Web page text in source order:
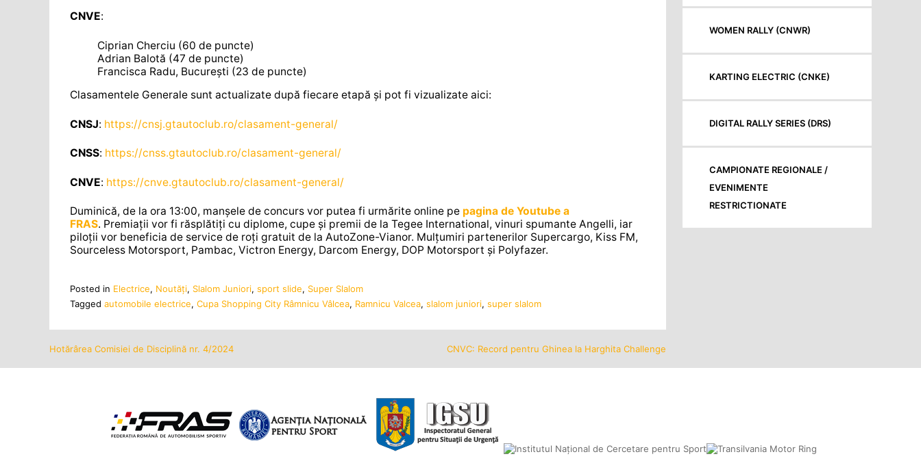
CNVE:
Ciprian Cherciu (60 de puncte)
Adrian Balotă (47 de puncte)
Francisca Radu, București (23 de puncte)
Clasamentele Generale sunt actualizate după fiecare etapă și pot fi vizualizate aici:
CNSJ: https://cnsj.gtautoclub.ro/clasament-general/
CNSS: https://cnss.gtautoclub.ro/clasament-general/
CNVE: https://cnve.gtautoclub.ro/clasament-general/
Duminică, de la ora 13:00, manșele de concurs vor putea fi urmărite online pe pagina de Youtube a
FRAS. Premiații vor fi răsplătiți cu diplome, cupe și premii de la Tegee International, vinuri spumante Angelli, iar
piloții vor beneficia de service de roți gratuit de la AutoZone-Vianor. Mulțumiri partenerilor Supercargo, Kiss FM,
Sourceless Motorsport, Pambac, Victron Energy, Darcom Energy, DOP Motorsport și Polyfazer.
Posted in Electrice, Noutăţi, Slalom Juniori, sport slide, Super Slalom
Tagged automobile electrice, Cupa Shopping City Râmnicu Vâlcea, Ramnicu Valcea, slalom juniori, super slalom
Navigare
în
Hotărârea Comisiei de Disciplină nr. 4/2024 CNVC: Record pentru Ghinea la Harghita Challenge
WOMEN RALLY (CNWR)
KARTING ELECTRIC (CNKE)
DIGITAL RALLY SERIES (DRS)
CAMPIONATE REGIONALE /
EVENIMENTE
RESTRICTIONATE